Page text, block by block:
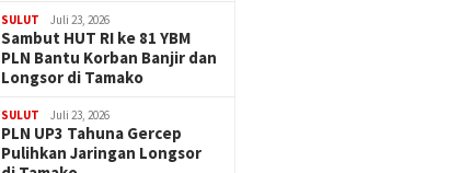
SULUT Juli 23, 2026
Sambut HUT RI ke 81 YBM
PLN Bantu Korban Banjir dan
Longsor di Tamako
SULUT Juli 23, 2026
PLN UP3 Tahuna Gercep
Pulihkan Jaringan Longsor